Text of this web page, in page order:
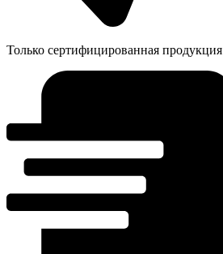
Только сертифицированная продукция